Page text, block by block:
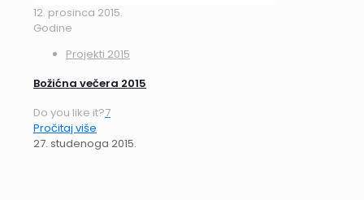
12. prosinca 2015.
Godine
Projekti 2015
Božićna večera 2015
Do you like it?7
Pročitaj više
27. studenoga 2015.